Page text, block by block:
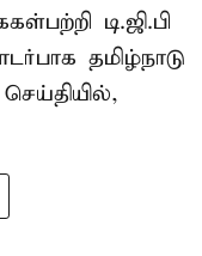
டி.ஜி.பி
தமிழ்நாடு